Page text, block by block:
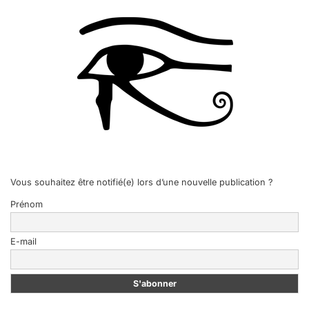
Vous souhaitez être notifié(e) lors d’une nouvelle publication ?
Prénom
E-mail